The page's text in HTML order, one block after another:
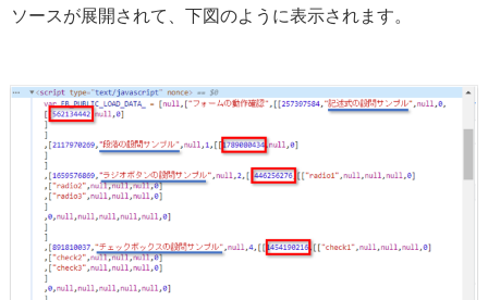
ソースが展開されて、下図のように表示されます。